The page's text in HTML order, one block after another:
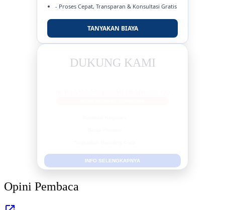
- Proses Cepat, Transparan & Konsultasi Gratis
TANYAKAN BIAYA
DUKUNG KAMI
INFO SELENGKAPNYA
Opini Pembaca